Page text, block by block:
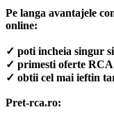
Pe langa avantajele
online:
✓ poti incheia singur
✓ primesti oferte
✓ obtii cel mai ieftin
Pret-rca.ro: